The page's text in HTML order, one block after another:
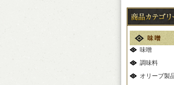
味噌
味噌
調味料
オリーブ製